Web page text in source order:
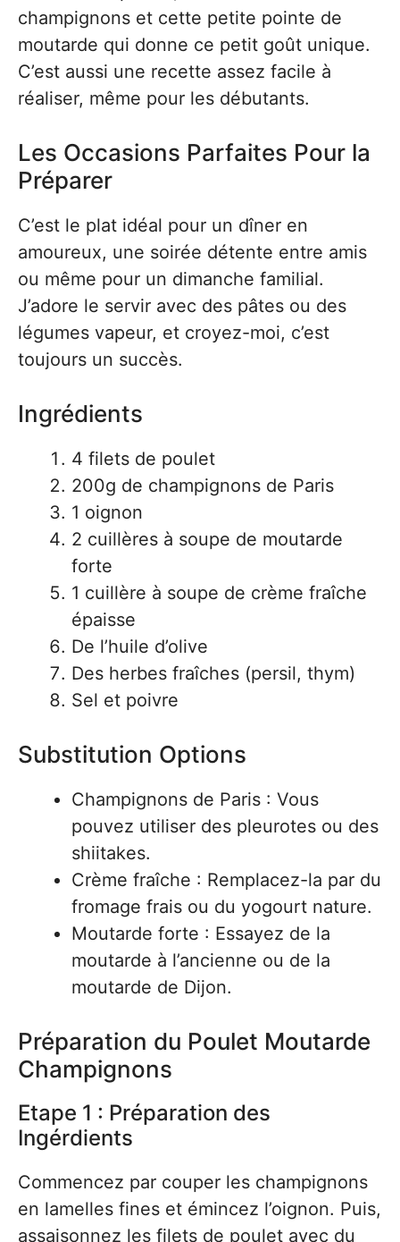
champignons et cette petite pointe de
moutarde qui donne ce petit goût unique.
C’est aussi une recette assez facile à
réaliser, même pour les débutants.
Les Occasions Parfaites Pour la
Préparer
C’est le plat idéal pour un dîner en
amoureux, une soirée détente entre amis
ou même pour un dimanche familial.
J’adore le servir avec des pâtes ou des
légumes vapeur, et croyez-moi, c’est
toujours un succès.
Ingrédients
4 filets de poulet
200g de champignons de Paris
1 oignon
2 cuillères à soupe de moutarde
forte
1 cuillère à soupe de crème fraîche
épaisse
De l’huile d’olive
Des herbes fraîches (persil, thym)
Sel et poivre
Substitution Options
Champignons de Paris : Vous
pouvez utiliser des pleurotes ou des
shiitakes.
Crème fraîche : Remplacez-la par du
fromage frais ou du yogourt nature.
Moutarde forte : Essayez de la
moutarde à l’ancienne ou de la
moutarde de Dijon.
Préparation du Poulet Moutarde
Champignons
Etape 1 : Préparation des
Ingérdients
Commencez par couper les champignons
en lamelles fines et émincez l’oignon. Puis,
assaisonnez les filets de poulet avec du